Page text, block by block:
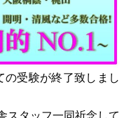
受験が終了致しまし
スタッフ一同祈念して